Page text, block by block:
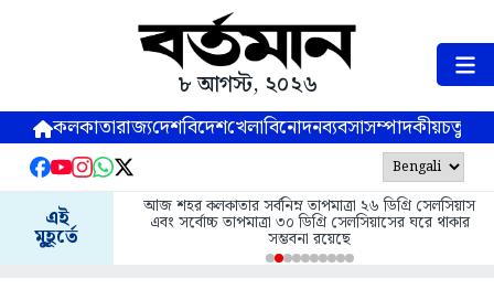
৮ আগস্ট, ২০২৬
কলকাতারাজ্যদেশবিদেশখেলাবিনোদনব্যবসাসম্পাদকীয়
এই
মুহূর্তে
আজ শহর কলকাতার সর্বনিম্ন তাপমাত্রা ২৬ ডিগ্রি সেলসিয়াস
এবং সর্বোচ্চ তাপমাত্রা ৩০ ডিগ্রি সেলসিয়াসের ঘরে থাকার
সম্ভবনা রয়েছে